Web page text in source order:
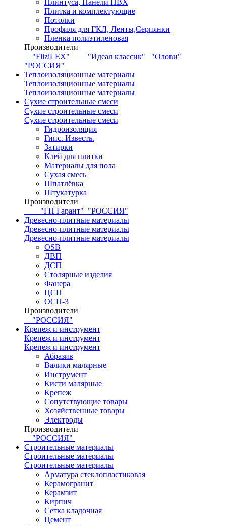
Плинтуса, Панели ПВХ
Плитка и комплектующие
Потолки
Профиля для ГКЛ, Ленты,Серпянки
Пленка полиэтиленовая
Производители
"FliziLEX"
"Идеал классик"
"Олови"
"РОССИЯ"
Теплоизоляционные материалы
Теплоизоляционные материалы
Теплоизоляционные материалы
Сухие строительные смеси
Сухие строительные смеси
Сухие строительные смеси
Гидроизоляция
Гипс. Известь.
Затирки
Клей для плитки
Материалы для пола
Сухая смесь
Шпатлёвка
Штукатурка
Производители
"ГП Гарант" "РОССИЯ"
Древесно-плитные материалы
Древесно-плитные материалы
Древесно-плитные материалы
OSB
ДВП
ДСП
Столярные изделия
Фанера
ЦСП
ОСП-3
Производители
"РОССИЯ"
Крепеж и инструмент
Крепеж и инструмент
Крепеж и инструмент
Абразив
Валики малярные
Инструмент
Кисти малярные
Крепеж
Сопутствующие товары
Хозяйственные товары
Электроды
Производители
"РОССИЯ"
Строительные материалы
Строительные материалы
Строительные материалы
Арматура стеклопластиковая
Керамогранит
Керамзит
Кирпич
Сетка кладочная
Цемент